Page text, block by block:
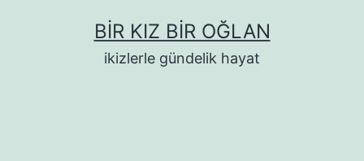
BIR KIZ BIR OĞLAN
ikizlerle gündelik hayat